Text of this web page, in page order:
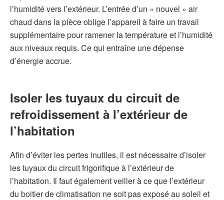
l’humidité vers l’extérieur. L’entrée d’un « nouvel » air
chaud dans la pièce oblige l’appareil à faire un travail
supplémentaire pour ramener la température et l’humidité
aux niveaux requis. Ce qui entraîne une dépense
d’énergie accrue.
Isoler les tuyaux du circuit de
refroidissement à l’extérieur de
l’habitation
Afin d’éviter les pertes inutiles, il est nécessaire d’isoler
les tuyaux du circuit frigorifique à l’extérieur de
l’habitation. Il faut également veiller à ce que l’extérieur
du boitier de climatisation ne soit pas exposé au soleil et